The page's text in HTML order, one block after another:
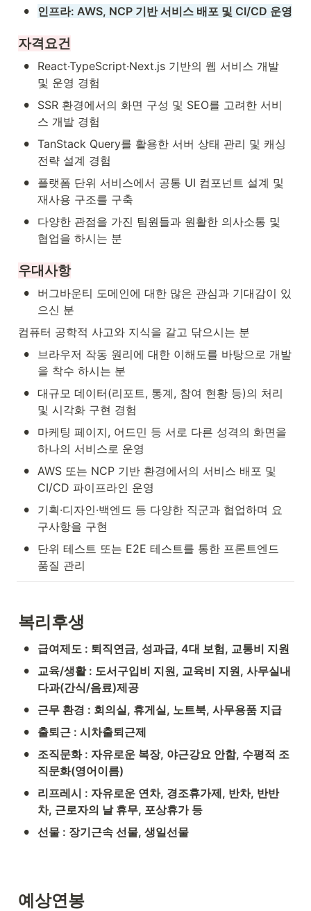
• 인프라: AWS, NCP 기반 서비스 배포 및 CI/CD 운영
자격요건
•
React·TypeScript·Next.js 기반의 웹 서비스 개발
및 운영 경험
•
SSR 환경에서의 화면 구성 및 SEO를 고려한 서비
스 개발 경험
• TanStack Query를 활용한 서버 상태 관리 및 캐싱
전략 설계 경험
•
플랫폼 단위 서비스에서 공통 UI 컴포넌트 설계 및
재사용 구조를 구축
•
다양한 관점을 가진 팀원들과 원활한 의사소통 및
협업을 하시는 분
우대사항
•
버그바운티 도메인에 대한 많은 관심과 기대감이 있
으신 분
컴퓨터 공학적 사고와 지식을 갈고 닦으시는 분
•
브라우저 작동 원리에 대한 이해도를 바탕으로 개발
을 착수 하시는 분
• 대규모 데이터(리포트, 통계, 참여 현황 등)의 처리
및 시각화 구현 경험
•
마케팅 페이지, 어드민 등 서로 다른 성격의 화면을
하나의 서비스로 운영
•
AWS 또는 NCP 기반 환경에서의 서비스 배포 및
CI/CD 파이프라인 운영
•
기획·디자인·백엔드 등 다양한 직군과 협업하며 요
구사항을 구현
•
단위 테스트 또는 E2E 테스트를 통한 프론트엔드
품질 관리
복리후생
• 급여제도 : 퇴직연금, 성과급, 4대 보험, 교통비 지원
•
교육/생활 : 도서구입비 지원, 교육비 지원, 사무실내
다과(간식/음료)제공
• 근무 환경 : 회의실, 휴게실, 노트북, 사무용품 지급
• 출퇴근 : 시차출퇴근제
•
조직문화 : 자유로운 복장, 야근강요 안함, 수평적 조
직문화(영어이름)
•
리프레시 : 자유로운 연차, 경조휴가제, 반차, 반반
차, 근로자의 날 휴무, 포상휴가 등
• 선물 : 장기근속 선물, 생일선물
예상연봉